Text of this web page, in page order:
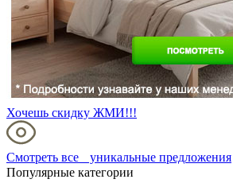
Хочешь скидку ЖМИ!!!
Смотреть все уникальные предложения
Популярные категории